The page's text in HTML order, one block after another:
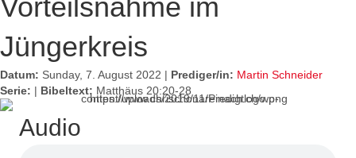
Vor­teils­nah­me im
Jüngerkreis
Datum: Sunday, 7. August 2022 | Prediger/in: Martin Schneider
Serie: | Bibeltext: Matthäus 20:20-28
Audio